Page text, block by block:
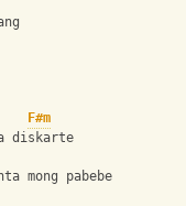
F#m
diskarte
mong pabebe